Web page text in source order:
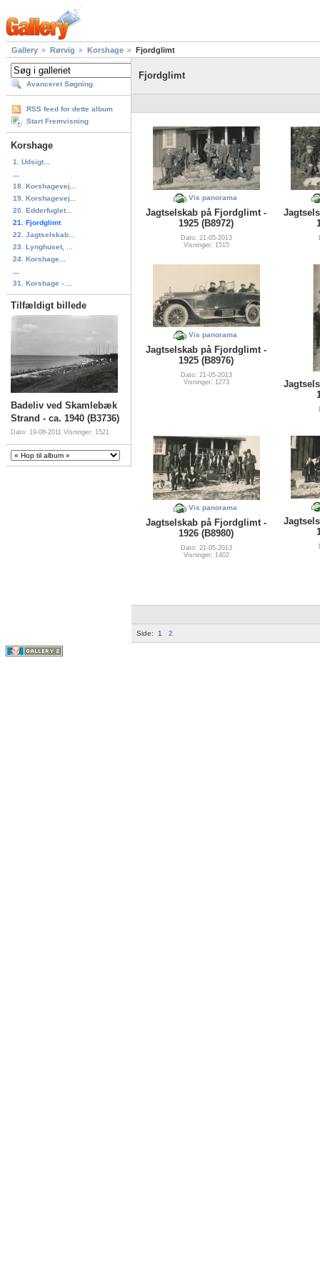
Gallery Rørvig Korshage Fjordglimt
Avanceret Søgning
RSS feed for dette album
Start Fremvisning
Korshage
1. Udsigt...
18. Korshagevej...
19. Korshagevej...
20. Edderfuglet...
21. Fjordglimt
22. Jagtselskab...
23. Lynghuset, ...
24. Korshage...
31. Korshage - ...
Tilfældigt billede
Badeliv ved Skamlebæk
Strand - ca. 1940 (B3736)
Dato: 19-08-2011 Visninger: 1521
Fjordglimt
Vis panorama
Jagtselskab på Fjordglimt -
1925 (B8972)
Dato: 21-05-2013
Visninger: 1515
Vis panorama
Jagtselskab på Fjordglimt -
1925 (B8976)
Dato: 21-05-2013
Visninger: 1273
Vis panorama
Jagtselskab på Fjordglimt -
1926 (B8980)
Dato: 21-05-2013
Visninger: 1402
Side: 1 2